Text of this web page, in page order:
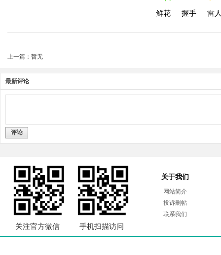
鲜花 握手 雷
上一篇：暂无
最新评论
评论
关注官方微信 手机扫描访问
关于我们
网站简介
投诉删帖
联系我们